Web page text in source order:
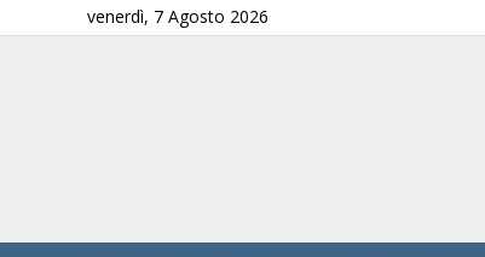
venerdì, 7 Agosto 2026